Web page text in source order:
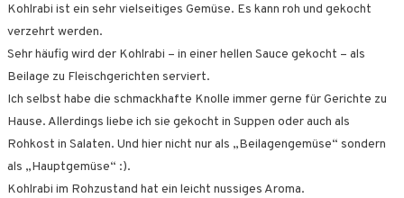
Kohlrabi ist ein sehr vielseitiges Gemüse. Es kann roh und gekocht
verzehrt werden.
Sehr häufig wird der Kohlrabi – in einer hellen Sauce gekocht – als
Beilage zu Fleischgerichten serviert.
Ich selbst habe die schmackhafte Knolle immer gerne für Gerichte zu
Hause. Allerdings liebe ich sie gekocht in Suppen oder auch als
Rohkost in Salaten. Und hier nicht nur als „Beilagengemüse“ sondern
als „Hauptgemüse“ :).
Kohlrabi im Rohzustand hat ein leicht nussiges Aroma.